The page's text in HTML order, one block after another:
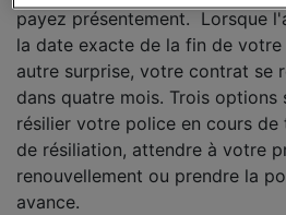
payez présentement. Lorsque
la date exacte de la fin de
autre surprise, votre contrat se
dans quatre mois. Trois options
résilier votre police en cours de
de résiliation, attendre à votre
renouvellement ou prendre la
avance.